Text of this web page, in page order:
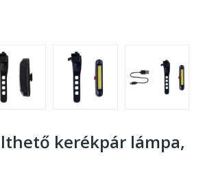
kerékpár lámpa,